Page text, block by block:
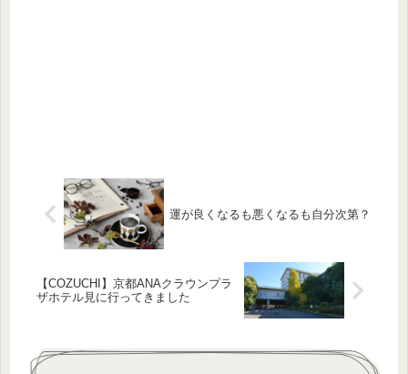
運が良くなるも悪くなるも自分次第？
【COZUCHI】京都ANAクラウンプラ
ザホテル見に行ってきました